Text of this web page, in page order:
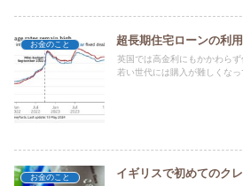
お金のこと 超長期住宅ローンの利用
英国では高金利にもかかわら
若い世代には購入が難しくなっ
お金のこと イギリスで初めてのク